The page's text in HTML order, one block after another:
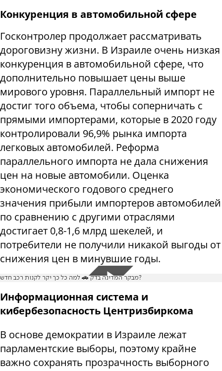
Конкуренция в автомобильной сфере
Госконтролер продолжает рассматривать
дороговизну жизни. В Израиле очень низкая
конкуренция в автомобильной сфере, что
дополнительно повышает цены выше
мирового уровня. Параллельный импорт не
достиг того объема, чтобы соперничать с
прямыми импортерами, которые в 2020 году
контролировали 96,9% рынка импорта
легковых автомобилей. Реформа
параллельного импорта не дала снижения
цен на новые автомобили. Оценка
экономического годового среднего
значения прибыли импортеров автомобилей
по сравнению с другими отраслями
достигает 0,8-1,6 млрд шекелей, и
потребители не получили никакой выгоды от
снижения цен в минувшие годы.
מבקר המדינה בדק 🚗 למה כל כך יקר לקנות רכב חדש?
Информационная система и
кибербезопасность Центризбиркома
В основе демократии в Израиле лежат
парламентские выборы, поэтому крайне
важно сохранять прозрачность выборного